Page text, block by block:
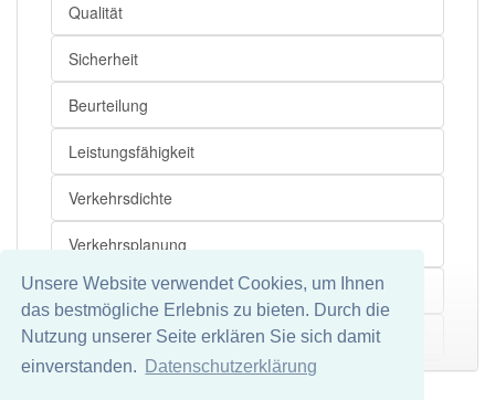
Unsere Website verwendet Cookies, um Ihnen
das bestmögliche Erlebnis zu bieten. Durch die
Nutzung unserer Seite erklären Sie sich damit
einverstanden.
Datenschutzerklärung
Qualität
Sicherheit
Beurteilung
Leistungsfähigkeit
Verkehrsdichte
Verkehrsplanung
Dimensionierung
Zeiteinheit Mehr